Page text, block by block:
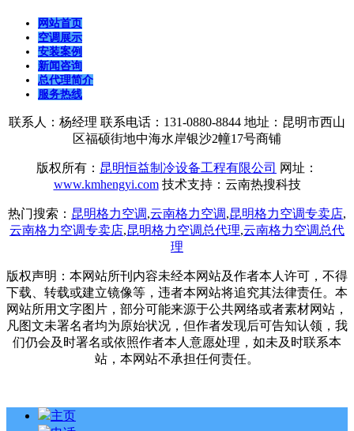
网站首页
空调展示
安装案例
新闻咨询
总代理简介
服务热线
联系人：杨经理 联系电话：131-0880-8844 地址：昆明市西山
区福硕街地中海水岸银沙2幢17号商铺
版权所有： 昆明恒益制冷设备工程有限公司 网址：
www.kmhengyi.com技术支持：云南热搜科技
热门搜索： 昆明格力空调,云南格力空调,昆明格力空调专卖店,
云南格力空调专卖店,昆明格力空调总代理,云南格力空调总代
理
版权声明：本网站所刊内容未经本网站及作者本人许可，不得
下载、转载或建立镜像等，违者本网站将追究其法律责任。本
网站所用文字图片，部分可能来源于公共网络或者素材网站，
凡图文未署名者均为原始状况，但作者发现后可告知认领，我
们仍会及时署名或依照作者本人意愿处理，如未及时联系本
站，本网站不承担任何责任。
主页